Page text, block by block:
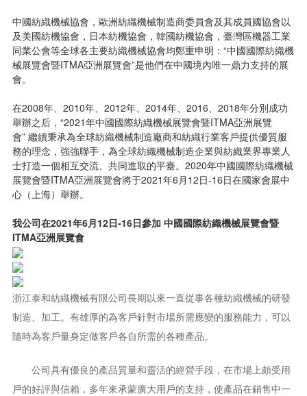
中國紡織機械協會，歐洲紡織機械制造商委員會及其成員國協會以
及美國紡機協會，日本紡機協會，韓國紡機協會，臺灣區機器工業
同業公會等全球各主要紡織機械協會均鄭重申明：“中國國際紡織機
械展覽會暨ITMA亞洲展覽會”是他們在中國境內唯一鼎力支持的展
會。
在2008年、2010年、2012年、2014年、2016、2018年分別成功
舉辦之后，“2021年中國國際紡織機械展覽會暨ITMA亞洲展覽
會” 繼續秉承為全球紡織機械制造廠商和紡織行業客戶提供優質服
務的理念，強強聯手，為全球紡織機械制造企業與紡織業界專業人
士打造一個相互交流、共同進取的平臺。2020年中國國際紡織機械
展覽會暨ITMA亞洲展覽會將于2021年6月12日-16日在國家會展中
心（上海）舉辦。
我公司在2021年6月12日-16日參加 中國國際紡織機械展覽會暨
ITMA亞洲展覽會
浙江泰和紡織機械有限公司長期以來一直從事各種紡織機械的研發
制造、加工。有雄厚的為客戶針對市場所需應變的服務能力，可以
隨時為客戶量身定做客戶各自所需的各種產品。
公司具有優良的產品質量和靈活的經營手段，在市場上頗受用
戶的好評與信賴，多年來承蒙廣大用戶的支持，使產品在銷售中一